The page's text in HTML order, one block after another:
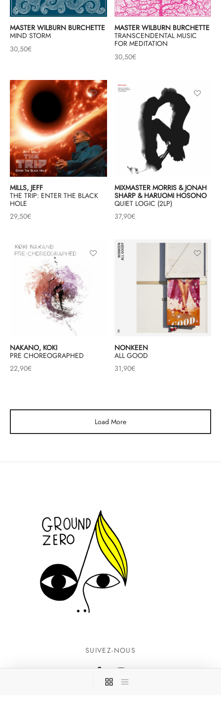
MASTER WILBURN BURCHETTE
MIND STORM
30,50€
MASTER WILBURN BURCHETTE
TRANSCENDENTAL MUSIC
FOR MEDITATION
30,50€
MILLS, JEFF
THE TRIP: ENTER THE BLACK
HOLE
29,50€
MIXMASTER MORRIS & JONAH
SHARP & HARUOMI HOSONO
QUIET LOGIC (2LP)
37,90€
NAKANO, KOKI
PRE CHOREOGRAPHED
22,90€
NONKEEN
ALL GOOD
31,90€
Load More
SUIVEZ-NOUS